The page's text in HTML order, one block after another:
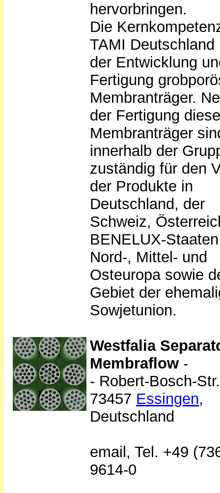
hervorbringen.
Die
TAMI Deutschland
der Entwicklung
Fertigung
Membranträger.
der Fertigung
Membranträger
innerhalb der
zuständig für den
der Produkte in
Deutschland, der
Schweiz,
BENELUX-
Nord-, Mittel- und
Osteuropa sowie
Gebiet der
Sowjetunion.
Westfalia
Membraflow -
- Robert-Bosch-
73457 Essingen,
Deutschland
email, Tel. +49
9614-0